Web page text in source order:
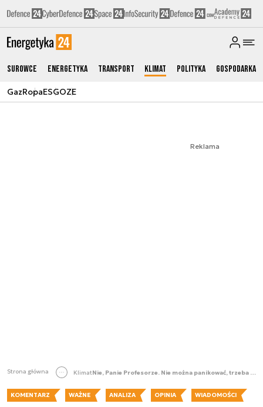
Surowce Energetyka Transport Klimat Polityka Gospodarka
GazRopaESGOZE
Reklama
Strona główna Klimat Nie, Panie Profesorze. Nie można panikować, trzeba działać [RECENZJA]
KOMENTARZ WAŻNE ANALIZA OPINIA WIADOMOŚCI